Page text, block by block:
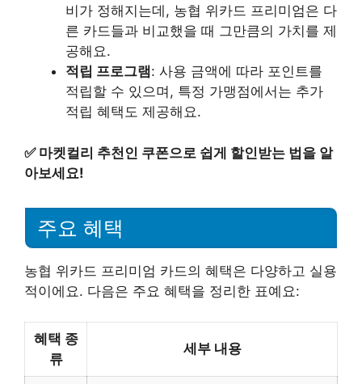
비가 정해지는데, 농협 위카드 프리미엄은 다
른 카드들과 비교했을 때 그만큼의 가치를 제
공해요.
적립 프로그램: 사용 금액에 따라 포인트를
적립할 수 있으며, 특정 가맹점에서는 추가
적립 혜택도 제공해요.
✅ 마켓컬리 추천인 쿠폰으로 쉽게 할인받는 법을 알
아보세요!
주요 혜택
농협 위카드 프리미엄 카드의 혜택은 다양하고 실용
적이에요. 다음은 주요 혜택을 정리한 표예요:
혜택 종
류
세부 내용